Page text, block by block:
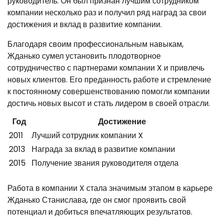
компании несколько раз и получил ряд наград за свои
достижения и вклад в развитие компании.
Благодаря своим профессиональным навыкам,
Жданько сумел установить плодотворное
сотрудничество с партнерами компании X и привлечь
новых клиентов. Его преданность работе и стремление
к постоянному совершенствованию помогли компании
достичь новых высот и стать лидером в своей отрасли.
Год
Достижение
2011
Лучший сотрудник компании X
2013
Награда за вклад в развитие компании
2015 Получение звания руководителя отдела
Работа в компании X стала значимым этапом в карьере
Жданько Станислава, где он смог проявить свой
потенциал и добиться впечатляющих результатов.